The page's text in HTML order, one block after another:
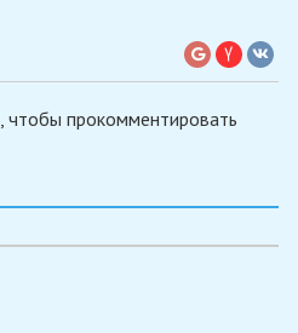
чтобы прокомментировать